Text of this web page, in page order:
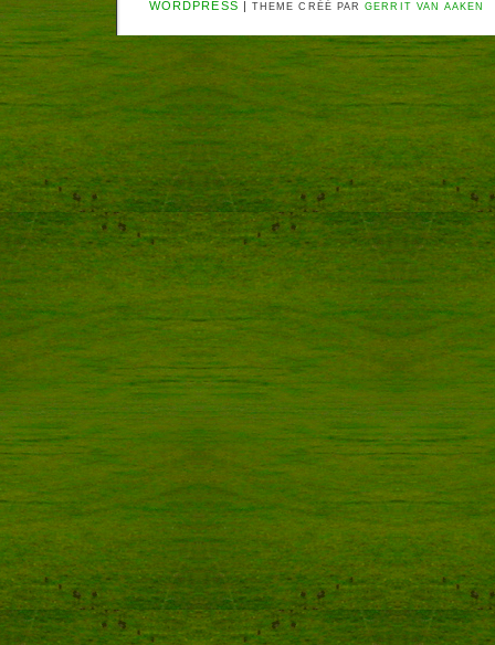
WORDPRESS | THEME CRÉÉ PARGERRIT VAN AAKEN